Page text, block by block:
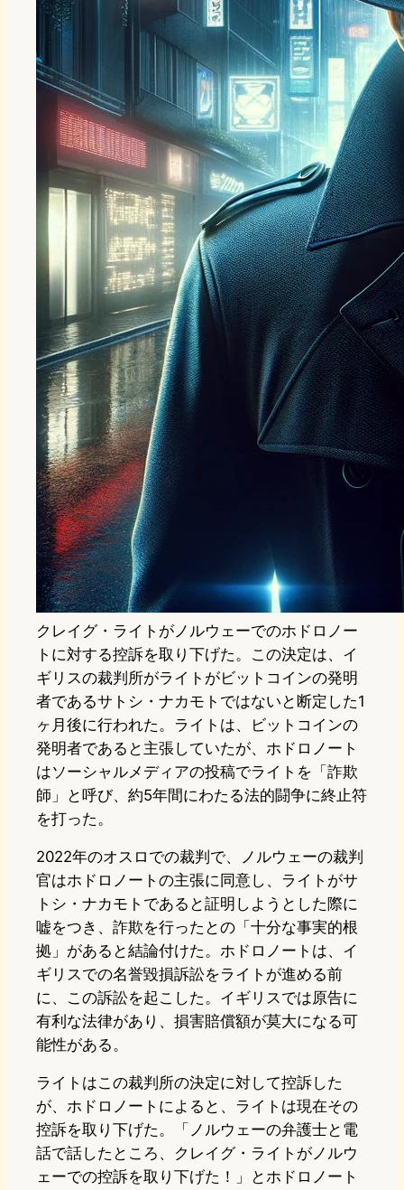
クレイグ・ライトがノルウェーでのホドロノー
トに対する控訴を取り下げた。この決定は、イ
ギリスの裁判所がライトがビットコインの発明
者であるサトシ・ナカモトではないと断定した1
ヶ月後に行われた。ライトは、ビットコインの
発明者であると主張していたが、ホドロノート
はソーシャルメディアの投稿でライトを「詐欺
師」と呼び、約5年間にわたる法的闘争に終止符
を打った。
2022年のオスロでの裁判で、ノルウェーの裁判
官はホドロノートの主張に同意し、ライトがサ
トシ・ナカモトであると証明しようとした際に
嘘をつき、詐欺を行ったとの「十分な事実的根
拠」があると結論付けた。ホドロノートは、イ
ギリスでの名誉毀損訴訟をライトが進める前
に、この訴訟を起こした。イギリスでは原告に
有利な法律があり、損害賠償額が莫大になる可
能性がある。
ライトはこの裁判所の決定に対して控訴した
が、ホドロノートによると、ライトは現在その
控訴を取り下げた。「ノルウェーの弁護士と電
話で話したところ、クレイグ・ライトがノルウ
ェーでの控訴を取り下げた！」とホドロノート